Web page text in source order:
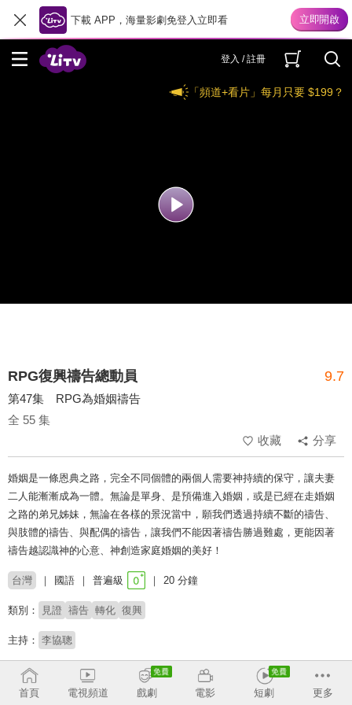
下載 APP，海量影劇免登入立即看
登入 / 註冊
「頻道+看片」每月只要 $199？
RPG復興禱告總動員 9.7
第47集 RPG為婚姻禱告
全 55 集
收藏
分享
婚姻是一條恩典之路，完全不同個體的兩個人需要神持續的保守，讓夫妻
二人能漸漸成為一體。無論是單身、是預備進入婚姻，或是已經在走婚姻
之路的弟兄姊妹，無論在各樣的景況當中，願我們透過持續不斷的禱告、
與肢體的禱告、與配偶的禱告，讓我們不能因著禱告勝過難處，更能因著
禱告越認識神的心意、神創造家庭婚姻的美好！
台灣 國語 普遍級 20 分鐘
類別： 見證 禱告 轉化 復興
主持： 李協聰
收回
首頁
電視頻道 戲劇 電影 短劇 更多